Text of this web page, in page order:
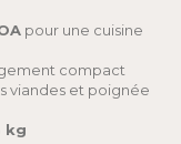
pour une cuisine
compact
viandes et poignée
kg